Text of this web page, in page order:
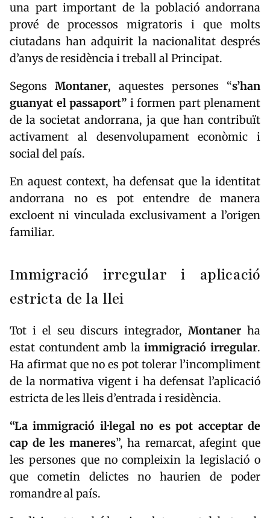
una part important de la població andorrana
prové de processos migratoris i que molts
ciutadans han adquirit la nacionalitat després
d’anys de residència i treball al Principat.
Segons Montaner, aquestes persones “s’han
guanyat el passaport” i formen part plenament
de la societat andorrana, ja que han contribuït
activament al desenvolupament econòmic i
social del país.
En aquest context, ha defensat que la identitat
andorrana no es pot entendre de manera
excloent ni vinculada exclusivament a l’origen
familiar.
Immigració irregular i aplicació
estricta de la llei
Tot i el seu discurs integrador,Montaner ha
estat contundent amb laimmigració irregular.
Ha afirmat que no es pot tolerar l’incompliment
de la normativa vigent i ha defensat l’aplicació
estricta de les lleis d’entrada i residència.
“La immigració il·legal no es pot acceptar de
cap de les maneres”, ha remarcat, afegint que
les persones que no compleixin la legislació o
que cometin delictes no haurien de poder
romandre al país.